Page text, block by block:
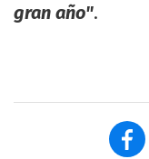
gran año".